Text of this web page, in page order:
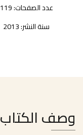
عدد الصفحات: 119
سنة النشر: 2013
وصف الكتاب